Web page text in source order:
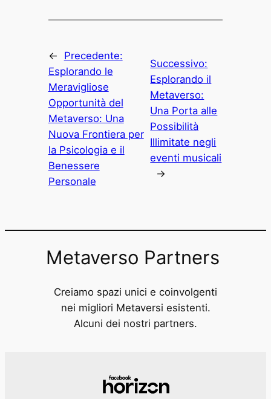
←
Precedente:
Esplorando le
Meravigliose
Opportunità del
Metaverso: Una
Nuova Frontiera per
la Psicologia e il
Benessere
Personale
Successivo:
Esplorando il
Metaverso:
Una Porta alle
Possibilità
Illimitate negli
eventi musicali
→
Metaverso Partners
Creiamo spazi unici e coinvolgenti
nei migliori Metaversi esistenti.
Alcuni dei nostri partners.